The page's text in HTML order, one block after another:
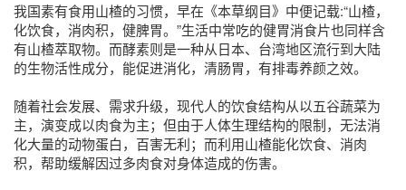
我国素有食用山楂的习惯，早在《本草纲目》中便记载:“山楂，
化饮食，消肉积，健脾胃。”生活中常吃的健胃消食片也同样含
有山楂萃取物。而酵素则是一种从日本、台湾地区流行到大陆
的生物活性成分，能促进消化，清肠胃，有排毒养颜之效。
随着社会发展、需求升级，现代人的饮食结构从以五谷蔬菜为
主，演变成以肉食为主；但由于人体生理结构的限制，无法消
化大量的动物蛋白，百害无利；而利用山楂能化饮食、消肉
积，帮助缓解因过多肉食对身体造成的伤害。